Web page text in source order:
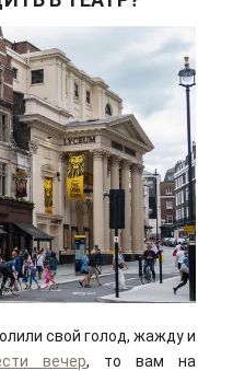
свой голод, жажду и
вечер, то вам на